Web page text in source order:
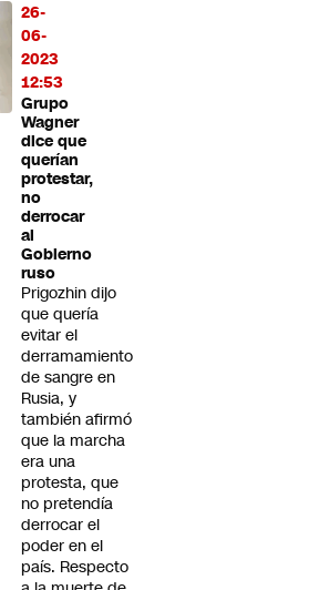
26-
06-
2023
12:53
Grupo
Wagner
dice que
querían
protestar,
no
derrocar
al
Gobierno
ruso
Prigozhin dijo
que quería
evitar el
derramamiento
de sangre en
Rusia, y
también afirmó
que la marcha
era una
protesta, que
no pretendía
derrocar el
poder en el
país. Respecto